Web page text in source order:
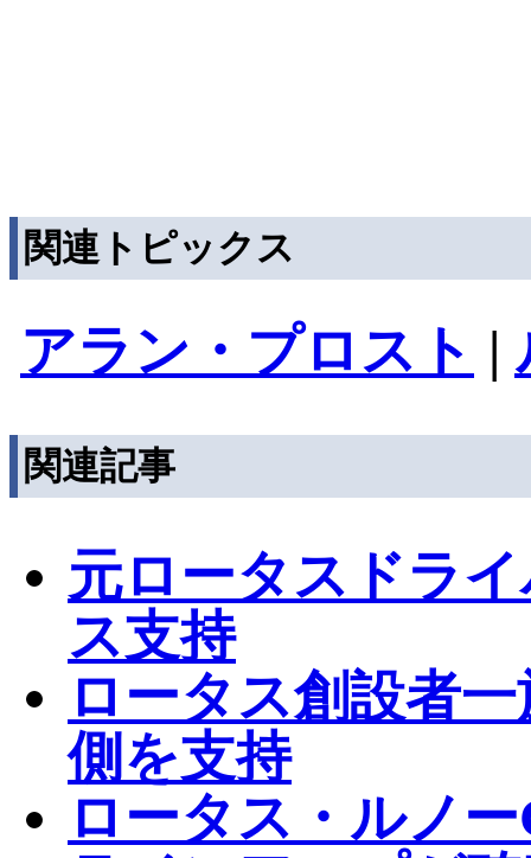
関連トピックス
アラン・プロスト |
関連記事
元ロータスドラ
ス支持
ロータス創設者
側を支持
ロータス・ルノ